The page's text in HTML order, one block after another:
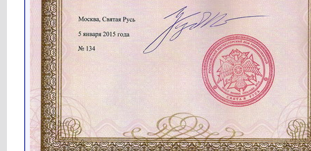
Кубарев
Статья опубликована: Кубарев...19.04.2021,
Кубарев Новости Святой Руси...26.04.2021,07:23
Кубарев
http://www.holyrussia.com/imag... 26.04.2021,07:24
Кубарев Новости Святой Руси... 04.05.2021,09:31
Кубарев
Нацисты А. Клёсов и Й.... 07.05.2021,15:59
Кубарев
12.05.2021,09:21
Кубарев
12.05.2021,09:22
Кубарев
http://www.holyrussia.com/imag... 12.05.2021,09:22
Кубарев http://www.holyrussia.com/imag...12.05.2021,
09:23
Кубарев http://www.holyrussia.com/imag...12.05.2021,09:23